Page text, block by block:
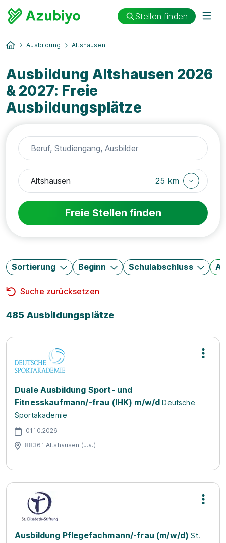
Stellen finden
Ausbildung Altshausen
Ausbildung Altshausen 2026
& 2027: Freie
Ausbildungsplätze
25 km
Freie Stellen finden
Sortierung Beginn Schulabschluss
Suche zurücksetzen
485 Ausbildungsplätze
Duale Ausbildung Sport- und
Fitnesskaufmann/-frau (IHK) m/w/d Deutsche
Sportakademie
01.10.2026
88361 Altshausen (u.a.)
Ausbildung Pflegefachmann/-frau (m/w/d) St.